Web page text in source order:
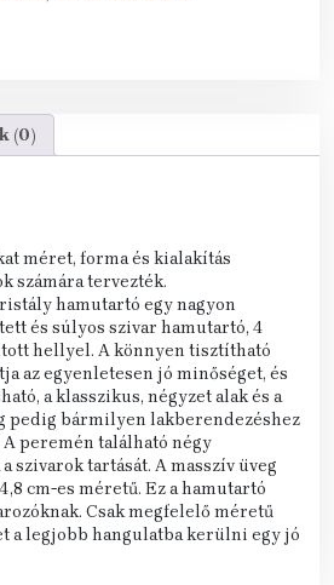
(0)
méret, forma és kialakítás
számára tervezték.
hamutartó egy nagyon
és súlyos szivar hamutartó, 4
hellyel. A könnyen tisztítható
az egyenletesen jó minőséget, és
a klasszikus, négyzet alak és a
pedig bármilyen lakberendezéshez
peremén található négy
szivarok tartását. A masszív üveg
cm-es méretű. Ez a hamutartó
Csak megfelelő méretű
a legjobb hangulatba kerülni egy jó